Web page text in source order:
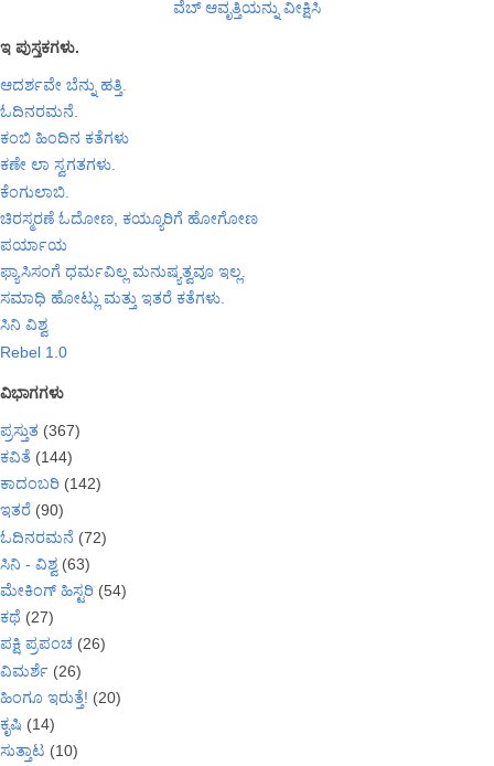
ವೆಬ್‌ ಆವೃತ್ತಿಯನ್ನು ವೀಕ್ಷಿಸಿ
ಇ ಪುಸ್ತಕಗಳು.
ಆದರ್ಶವೇ ಬೆನ್ನು ಹತ್ತಿ.
ಓದಿನರಮನೆ.
ಕಂಬಿ ಹಿಂದಿನ ಕತೆಗಳು
ಕಣೇ ಲಾ ಸ್ವಗತಗಳು.
ಕೆಂಗುಲಾಬಿ.
ಚಿರಸ್ಮರಣೆ ಓದೋಣ, ಕಯ್ಯೂರಿಗೆ ಹೋಗೋಣ
ಪರ್ಯಾಯ
ಫ್ಯಾಸಿಸಂಗೆ ಧರ್ಮವಿಲ್ಲ ಮನುಷ್ಯತ್ವವೂ ಇಲ್ಲ.
ಸಮಾಧಿ ಹೋಟ್ಲು ಮತ್ತು ಇತರೆ ಕತೆಗಳು.
ಸಿನಿ ವಿಶ್ವ
Rebel 1.0
ವಿಭಾಗಗಳು
ಪ್ರಸ್ತುತ (367)
ಕವಿತೆ (144)
ಕಾದಂಬರಿ (142)
ಇತರೆ (90)
ಓದಿನರಮನೆ (72)
ಸಿನಿ - ವಿಶ್ವ (63)
ಮೇಕಿಂಗ್ ಹಿಸ್ಟರಿ (54)
ಕಥೆ (27)
ಪಕ್ಷಿ ಪ್ರಪಂಚ (26)
ವಿಮರ್ಶೆ (26)
ಹಿಂಗೂ ಇರುತ್ತೆ! (20)
ಕೃಷಿ (14)
ಸುತ್ತಾಟ (10)